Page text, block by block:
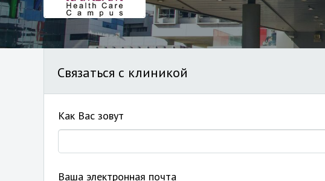
Связаться с клиникой
Как Вас зовут
Ваша электронная почта